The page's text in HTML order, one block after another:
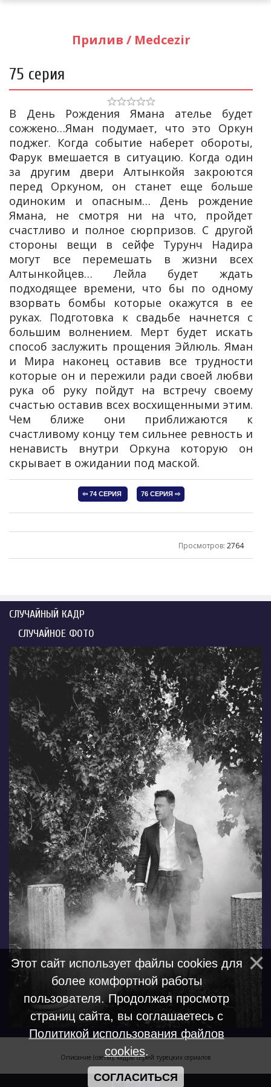
Прилив / Medcezir
75 серия
В День Рождения Ямана ателье будет
сожжено…Яман подумает, что это Оркун
поджег. Когда событие наберет обороты,
Фарук вмешается в ситуацию. Когда один
за другим двери Алтынкойя закроются
перед Оркуном, он станет еще больше
одиноким и опасным… День рождение
Ямана, не смотря ни на что, пройдет
счастливо и полное сюрпризов. С другой
стороны вещи в сейфе Турунч Надира
могут все перемешать в жизни всех
Алтынкойцев… Лейла будет ждать
подходящее времени, что бы по одному
взорвать бомбы которые окажутся в ее
руках. Подготовка к свадьбе начнется с
большим волнением. Мерт будет искать
способ заслужить прощения Эйлюль. Яман
и Мира наконец оставив все трудности
которые он и пережили ради своей любви
рука об руку пойдут на встречу своему
счастью оставив всех восхищенными этим.
Чем ближе они приближаются к
счастливому концу тем сильнее ревность и
ненависть внутри Оркуна которую он
скрывает в ожидании под маской.
Просмотров: 2764
СЛУЧАЙНЫЙ КАДР
СЛУЧАЙНОЕ ФОТО
Описание (озеты), кадры серий турецких сериалов
Этот сайт использует файлы cookies для
более комфортной работы
пользователя. Продолжая просмотр
страниц сайта, вы соглашаетесь с
Политикой использования файлов
cookies.
СОГЛАСИТЬСЯ